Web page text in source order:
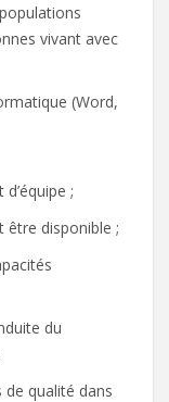
vivant avec
(Word,
;
être disponible ;
du
de qualité dans